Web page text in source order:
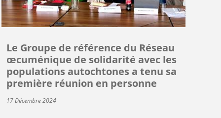
Le Groupe de référence du Réseau
œcuménique de solidarité avec les
populations autochtones a tenu sa
première réunion en personne
17 Décembre 2024